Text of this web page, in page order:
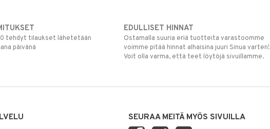
tehdyt tilaukset lähetetään
päivänä
EDULLISET HINNAT
Ostamalla suuria eriä tuotteita varastoomme
voimme pitää hinnat alhaisina juuri Sinua varten!
Voit olla varma, että teet löytöjä sivuillamme.
SEURAA MEITÄ MYÖS SIVUILLA